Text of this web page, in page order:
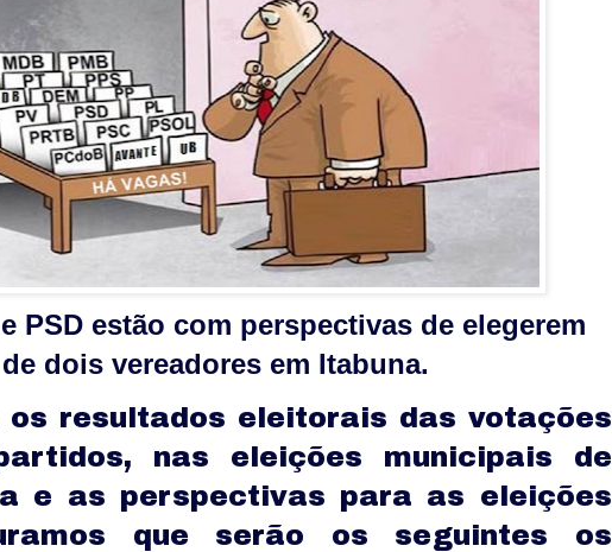
PSD estão com perspectivas de elegerem
dois vereadores em Itabuna.
os resultados eleitorais das votações
nas eleições municipais de
e as perspectivas para as eleições
que serão os seguintes os